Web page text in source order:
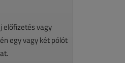
előfizetés vagy
egy vagy két pólót